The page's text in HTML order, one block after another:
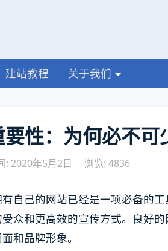
建站教程 关于我们
性：为何必不可
: 2020年5月2日 浏览: 4836
自己的网站已经是一项必备的
众和更高效的宣传方式。良好
和品牌形象。